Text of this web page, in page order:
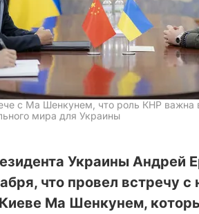
с Ма Шенкунем, что роль КНР важна
мира для Украины
Украины Андрей
что провел встречу
Ма Шенкунем,